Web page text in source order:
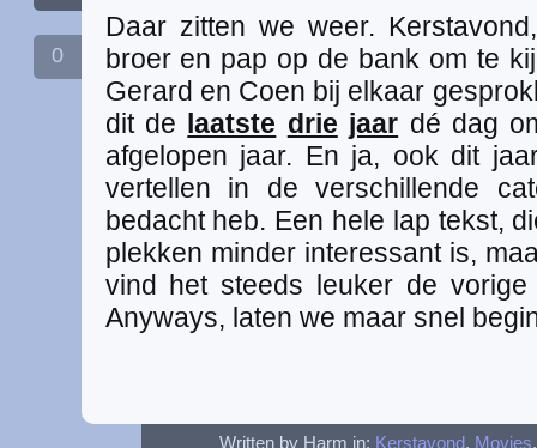
0
Daar zitten we weer.
broer en pap op de bank om te
Gerard en Coen bij elkaar
dit de laatste drie jaar dé dag
afgelopen jaar. En ja, ook dit
vertellen in de verschillende
bedacht heb. Een hele lap tekst,
plekken minder interessant is,
vind het steeds leuker de
Anyways, laten we maar snel
Written by Harm in: Kerstavond, Movies